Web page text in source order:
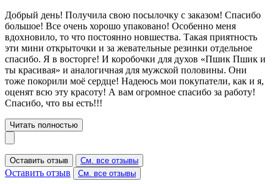
Добрый день! Получила свою посылочку с заказом! Спасибо
большое! Все очень хорошо упаковано! Особенно меня
вдохновило, то что постоянно новшества. Такая приятность
эти мини открыточки и за жевательные резинки отдельное
спасибо. Я в восторге! И коробочки для духов «Пшик Пшик и
ты красивая» и аналогичная для мужской половины. Они
тоже покорили моё сердце! Надеюсь мои покупатели, как и я,
оценят всю эту красоту! А вам огромное спасибо за работу!
Спасибо, что вы есть!!!
Читать полностью
Оставить отзыв См. все отзывы
Оставить отзыв См. все отзывы